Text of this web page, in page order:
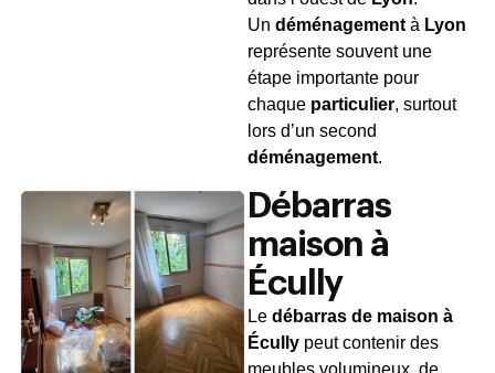
Un déménagement à Lyon
représente souvent une
étape importante pour
chaque particulier, surtout
lors d’un second
déménagement.
Débarras
maison à
Écully
Le débarras de maison à
Écully peut contenir des
meubles volumineux, de